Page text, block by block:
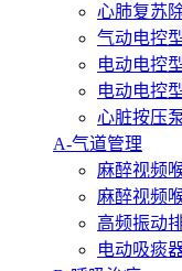
心肺复苏
气动电控
电动电控
电动电控
心脏按压泵
A-气道管理
麻醉视频
麻醉视频
高频振动
电动吸痰